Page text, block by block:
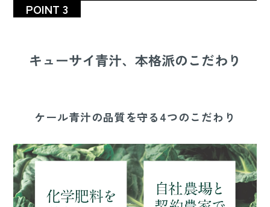
POINT 3
キューサイ青汁、本格派のこだわり
ケール青汁の品質を守る4つのこだわり